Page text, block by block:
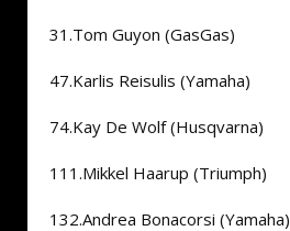
31.Tom Guyon (GasGas)
47.Karlis Reisulis (Yamaha)
74.Kay De Wolf (Husqvarna)
111.Mikkel Haarup (Triumph)
132.Andrea Bonacorsi (Yamaha)